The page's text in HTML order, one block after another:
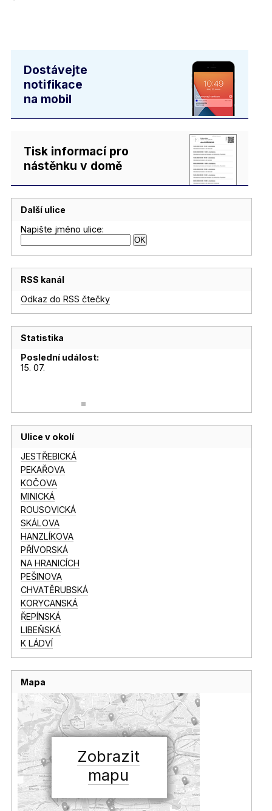
Dostávejte
notifikace
na mobil
Tisk informací pro
nástěnku v domě
Další ulice
Napište jméno ulice:
RSS kanál
Odkaz do RSS čtečky
Statistika
Poslední událost:
15. 07.
Ulice v okolí
JESTŘEBICKÁ
PEKAŘOVA
KOČOVA
MINICKÁ
ROUSOVICKÁ
SKÁLOVA
HANZLÍKOVA
PŘÍVORSKÁ
NA HRANICÍCH
PEŠINOVA
CHVATĚRUBSKÁ
KORYCANSKÁ
ŘEPÍNSKÁ
LIBEŇSKÁ
K LÁDVÍ
Mapa
Zobrazit
mapu